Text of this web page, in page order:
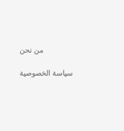
من نحن
سياسة الخصوصية